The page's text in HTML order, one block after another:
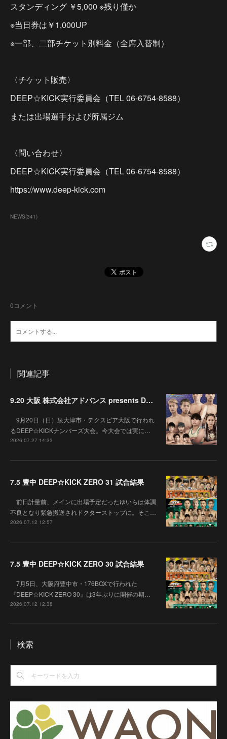
スタンディング ￥5,000 ※残り僅か
※当日券は￥1,000UP
※一部、二部チケット別料金（全席入替制）
〈チケット販売〉
DEEP☆KICK実行委員会（TEL 06-6754-8588）
または出場選手および所属ジム
〈問い合わせ〉
DEEP☆KICK実行委員会（TEL 06-6754-8588）
https://www.deep-kick.com
NEWS(341)
0コメント
関連記事
9.20 大阪 株式会社アドバンス presents DEEP☆KICK 79･80 7月の準決勝を勝ち抜いた6名による-53kg･-65kg･QUEEN-46kgと3つの王座決定戦の開催が決定！
9月20日（日）泉大津市・テクスピア大阪で行われ
るDEEP☆KICKナンバーズ大会。今大会では実に…
2026.07.27 14:33
7.5 豊中 DEEP☆KICK ZERO 31 試合結果
前日計量前、メインに出場予定だったゆいらは体調
不良となり緊急搬送されドクターストップに。そこ…
2026.07.12 12:57
7.5 豊中 DEEP☆KICK ZERO 30 試合結果
7月5日、大阪府豊中市・176BOXで行われた
『DEEP☆KICK ZERO 30』は3年ぶりに開催の期…
2026.07.12 12:38
検索